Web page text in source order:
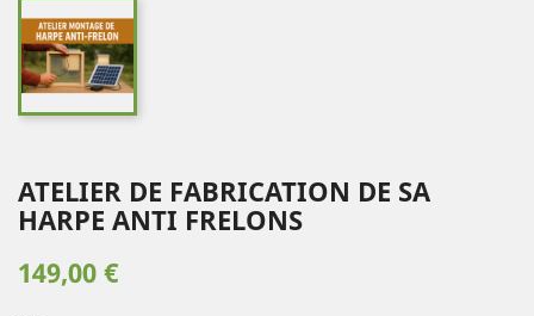
ATELIER DE FABRICATION DE SA
HARPE ANTI FRELONS
149,00 €